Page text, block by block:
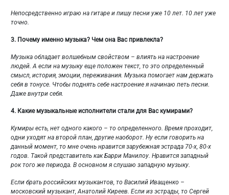
Непосредственно играю на гитаре и пишу песни уже 10 лет. 10 лет уже
точно.
3. Почему именно музыка? Чем она Вас привлекла?
Музыка обладает волшебным свойством – влиять на настроение
людей. А если на музыку еще положен текст, то это определенный
смысл, история, эмоции, переживания. Музыка помогает нам держать
себя в тонусе. Чтобы поднять себе настроение я начинаю петь песни.
Даже внутри себя.
4. Какие музыкальные исполнители стали для Вас кумирами?
Кумиры есть, нет одного какого – то определенного. Время проходит,
одни уходят на второй план, другие наоборот. Ну если говорить на
данный момент, то мне очень нравится зарубежная эстрада 70-х, 80-х
годов. Такой представитель как Барри Манилоу. Нравится западный
рок того же периода. В основном я слушаю западную музыку.
Если брать российских музыкантов, то Василий Иващенко –
московский музыкант, Анатолий Киреев. Если из эстрады, то Сергей